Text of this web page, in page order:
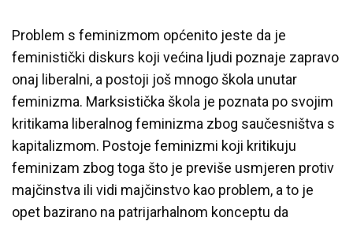
Problem s feminizmom općenito jeste da je
feministički diskurs koji većina ljudi poznaje zapravo
onaj liberalni, a postoji još mnogo škola unutar
feminizma. Marksistička škola je poznata po svojim
kritikama liberalnog feminizma zbog saučesništva s
kapitalizmom. Postoje feminizmi koji kritikuju
feminizam zbog toga što je previše usmjeren protiv
majčinstva ili vidi majčinstvo kao problem, a to je
opet bazirano na patrijarhalnom konceptu da